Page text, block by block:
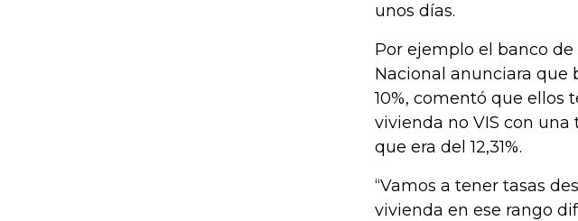
unos días.
Por ejemplo el banco
Nacional anunciara que
10%, comentó que ellos
vivienda no VIS con
que era del 12,31%.
“Vamos a tener tasas
vivienda en ese rango